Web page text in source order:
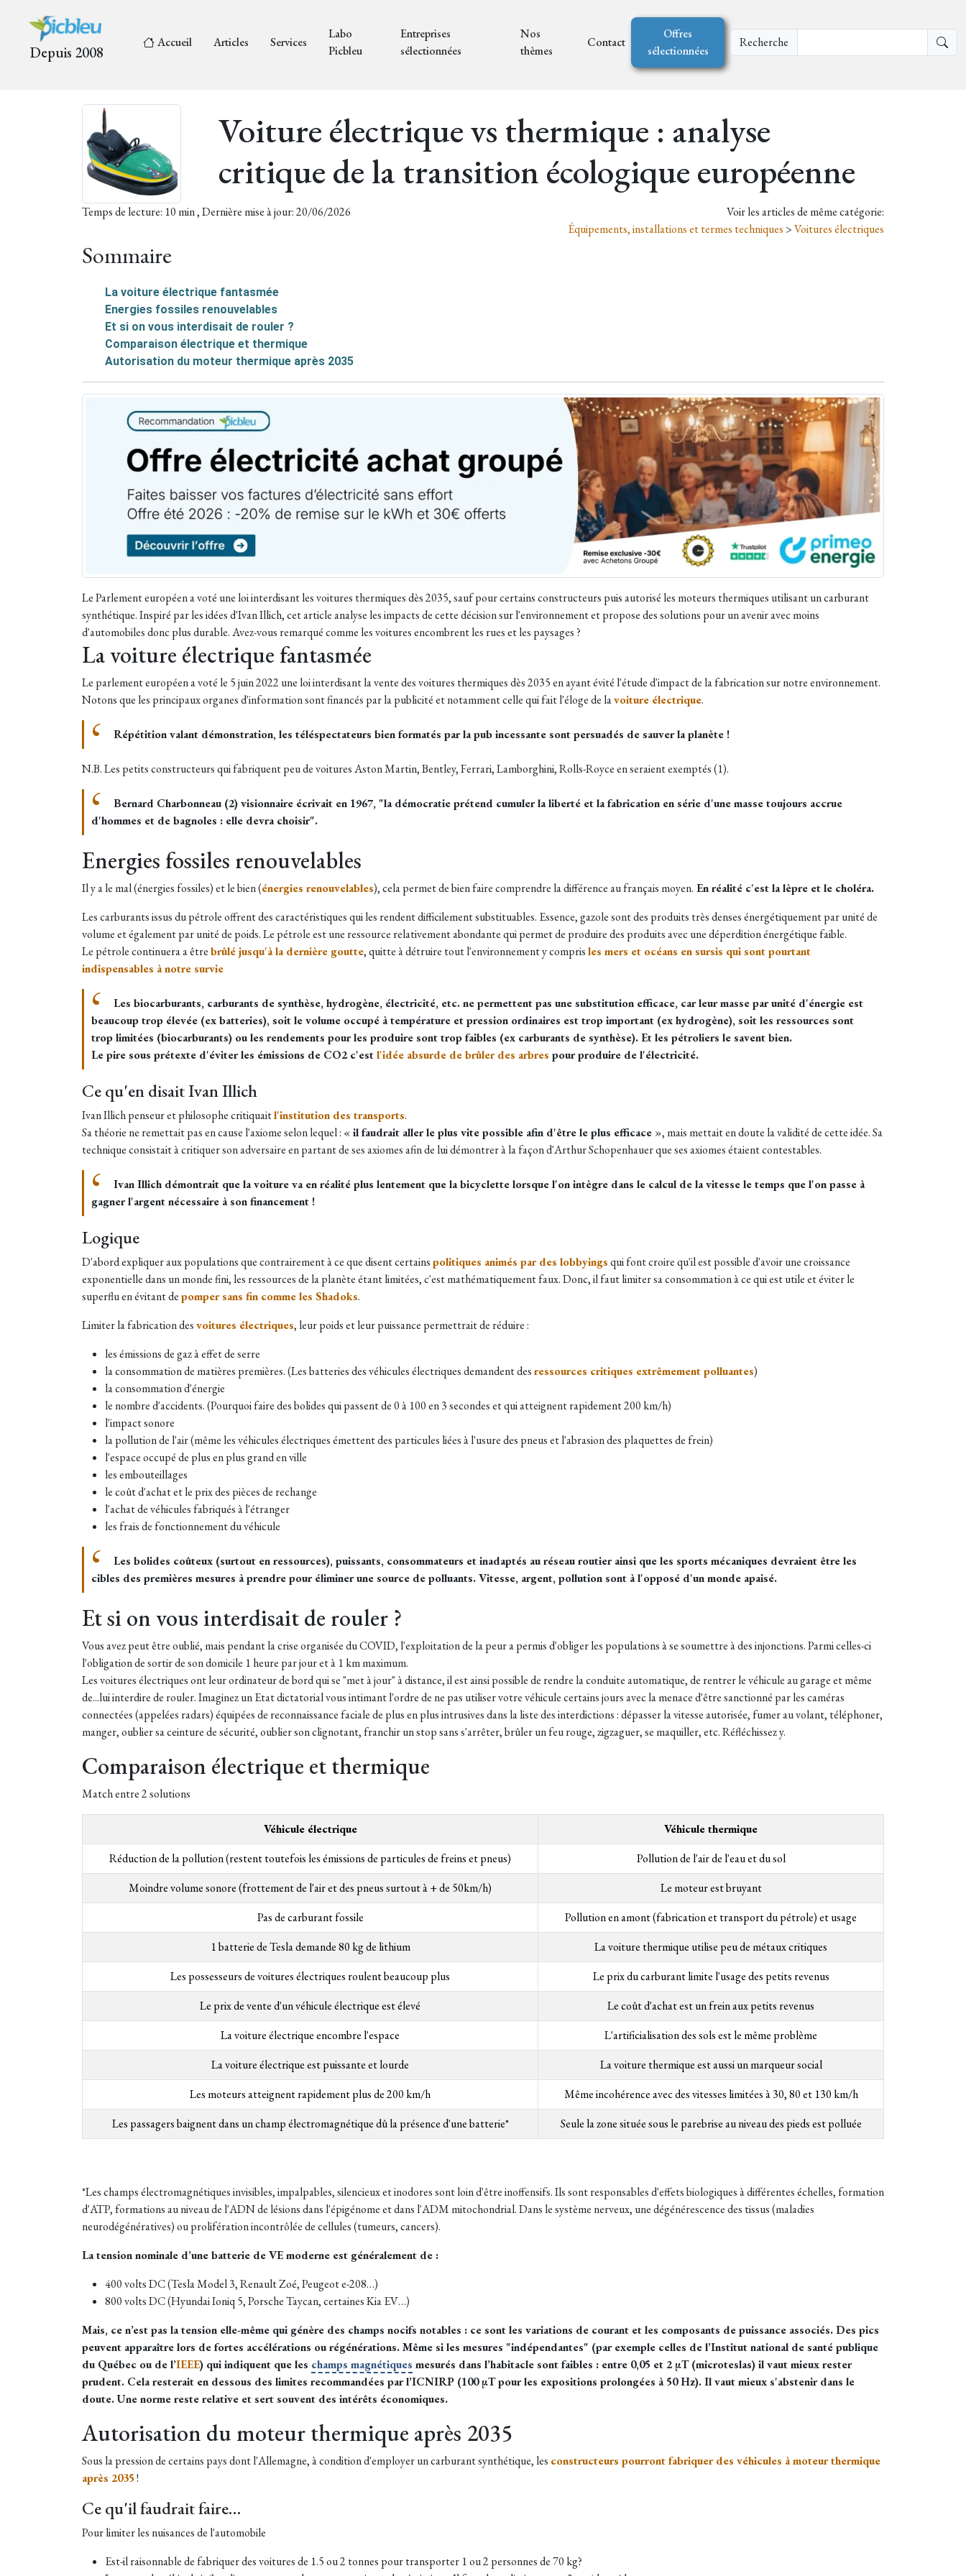
Depuis 2008
Accueil Articles Services
Labo
Picbleu
Entreprises
sélectionnées
Nos
thèmes
Contact
Offres
sélectionnées
Recherche
Voiture électrique vs thermique : analyse
critique de la transition écologique européenne
Temps de lecture: 10 min , Dernière mise à jour: 20/06/2026
Voir les articles de même catégorie:
Équipements, installations et termes techniques >Voitures électriques
Sommaire
La voiture électrique fantasmée
Energies fossiles renouvelables
Et si on vous interdisait de rouler ?
Comparaison électrique et thermique
Autorisation du moteur thermique après 2035
Le Parlement européen a voté une loi interdisant les voitures thermiques dès 2035, sauf pour certains constructeurs puis autorisé les moteurs thermiques utilisant un carburant
synthétique. Inspiré par les idées d'Ivan Illich, cet article analyse les impacts de cette décision sur l'environnement et propose des solutions pour un avenir avec moins
d'automobiles donc plus durable. Avez-vous remarqué comme les voitures encombrent les rues et les paysages ?
La voiture électrique fantasmée
Le parlement européen a voté le 5 juin 2022 une loi interdisant la vente des voitures thermiques dès 2035 en ayant évité l'étude d'impact de la fabrication sur notre environnement.
Notons que les principaux organes d'information sont financés par la publicité et notamment celle qui fait l'éloge de lavoiture électrique.
Répétition valant démonstration, les téléspectateurs bien formatés par la pub incessante sont persuadés de sauver la planète !
N.B. Les petits constructeurs qui fabriquent peu de voitures Aston Martin, Bentley, Ferrari, Lamborghini, Rolls-Royce en seraient exemptés (1).
Bernard Charbonneau (2) visionnaire écrivait en 1967, "la démocratie prétend cumuler la liberté et la fabrication en série d'une masse toujours accrue
d'hommes et de bagnoles : elle devra choisir".
Energies fossiles renouvelables
Il y a le mal (énergies fossiles) et le bien (énergies renouvelables), cela permet de bien faire comprendre la différence au français moyen. En réalité c'est la lèpre et le choléra.
Les carburants issus du pétrole offrent des caractéristiques qui les rendent difficilement substituables. Essence, gazole sont des produits très denses énergétiquement par unité de
volume et également par unité de poids. Le pétrole est une ressource relativement abondante qui permet de produire des produits avec une déperdition énergétique faible.
Le pétrole continuera a êtrebrûlé jusqu'à la dernière goutte, quitte à détruire tout l'environnement y comprisles mers et océans en sursis qui sont pourtant
indispensables à notre survie
Les biocarburants, carburants de synthèse, hydrogène, électricité, etc. ne permettent pas une substitution efficace, car leur masse par unité d'énergie est
beaucoup trop élevée (ex batteries), soit le volume occupé à température et pression ordinaires est trop important (ex hydrogène), soit les ressources sont
trop limitées (biocarburants) ou les rendements pour les produire sont trop faibles (ex carburants de synthèse). Et les pétroliers le savent bien.
Le pire sous prétexte d'éviter les émissions de CO2 c'estl'idée absurde de brûler des arbres pour produire de l'électricité.
Ce qu'en disait Ivan Illich
Ivan Illich penseur et philosophe critiquaitl'institution des transports.
Sa théorie ne remettait pas en cause l'axiome selon lequel : «il faudrait aller le plus vite possible afin d'être le plus efficace », mais mettait en doute la validité de cette idée. Sa
technique consistait à critiquer son adversaire en partant de ses axiomes afin de lui démontrer à la façon d'Arthur Schopenhauer que ses axiomes étaient contestables.
Ivan Illich démontrait que la voiture va en réalité plus lentement que la bicyclette lorsque l'on intègre dans le calcul de la vitesse le temps que l'on passe à
gagner l'argent nécessaire à son financement !
Logique
D'abord expliquer aux populations que contrairement à ce que disent certainspolitiques animés par des lobbyingsqui font croire qu'il est possible d'avoir une croissance
exponentielle dans un monde fini, les ressources de la planète étant limitées, c'est mathématiquement faux. Donc, il faut limiter sa consommation à ce qui est utile et éviter le
superflu en évitant depomper sans fin comme les Shadoks.
Limiter la fabrication desvoitures électriques, leur poids et leur puissance permettrait de réduire :
les émissions de gaz à effet de serre
la consommation de matières premières. (Les batteries des véhicules électriques demandent desressources critiques extrêmement polluantes)
la consommation d'énergie
le nombre d'accidents. (Pourquoi faire des bolides qui passent de 0 à 100 en 3 secondes et qui atteignent rapidement 200 km/h)
l'impact sonore
la pollution de l'air (même les véhicules électriques émettent des particules liées à l'usure des pneus et l'abrasion des plaquettes de frein)
l'espace occupé de plus en plus grand en ville
les embouteillages
le coût d'achat et le prix des pièces de rechange
l'achat de véhicules fabriqués à l'étranger
les frais de fonctionnement du véhicule
Les bolides coûteux (surtout en ressources), puissants, consommateurs et inadaptés au réseau routier ainsi que les sports mécaniques devraient être les
cibles des premières mesures à prendre pour éliminer une source de polluants. Vitesse, argent, pollution sont à l'opposé d'un monde apaisé.
Et si on vous interdisait de rouler ?
Vous avez peut être oublié, mais pendant la crise organisée du COVID, l'exploitation de la peur a permis d'obliger les populations à se soumettre à des injonctions. Parmi celles-ci
l'obligation de sortir de son domicile 1 heure par jour et à 1 km maximum.
Les voitures électriques ont leur ordinateur de bord qui se "met à jour" à distance, il est ainsi possible de rendre la conduite automatique, de rentrer le véhicule au garage et même
de...lui interdire de rouler. Imaginez un Etat dictatorial vous intimant l'ordre de ne pas utiliser votre véhicule certains jours avec la menace d'être sanctionné par les caméras
connectées(appelées radars) équipées de reconnaissance facialede plus en plus intrusives dans la liste des interdictions : dépasser la vitesse autorisée, fumer au volant, téléphoner,
manger, oublier sa ceinture de sécurité, oublier son clignotant, franchir un stop sans s'arrêter, brûler un feu rouge, zigzaguer, se maquiller, etc. Réfléchissez y.
Comparaison électrique et thermique
Match entre 2 solutions
Véhicule électrique
Véhicule thermique
Réduction de la pollution (restent toutefois les émissions de particules de freins et pneus)
Pollution de l'air de l'eau et du sol
Moindre volume sonore (frottement de l'air et des pneus surtout à + de 50km/h)
Le moteur est bruyant
Pas de carburant fossile
Pollution en amont (fabrication et transport du pétrole) et usage
1 batterie de Tesla demande 80 kg de lithium
La voiture thermique utilise peu de métaux critiques
Les possesseurs de voitures électriques roulent beaucoup plus
Le prix du carburant limite l'usage des petits revenus
Le prix de vente d'un véhicule électrique est élevé
Le coût d'achat est un frein aux petits revenus
La voiture électrique encombre l'espace
L'artificialisation des sols est le même problème
La voiture électrique est puissante et lourde
La voiture thermique est aussi un marqueur social
Les moteurs atteignent rapidement plus de 200 km/h
Même incohérence avec des vitesses limitées à 30, 80 et 130 km/h
Les passagers baignent dans un champ électromagnétique dû la présence d'une batterie*
Seule la zone située sous le parebrise au niveau des pieds est polluée
*Les champs électromagnétiques invisibles, impalpables, silencieux et inodores sont loin d'être inoffensifs. Ils sont responsables d'effets biologiques à différentes échelles, formation
d'ATP, formations au niveau de l'ADN de lésions dans l'épigénome et dans l'ADM mitochondrial. Dans le système nerveux, une dégénérescence des tissus (maladies
neurodégénératives) ou prolifération incontrôlée de cellules (tumeurs, cancers).
La tension nominale d’une batterie de VE moderne est généralement de :
400 volts DC (Tesla Model 3, Renault Zoé, Peugeot e-208…)
800 volts DC (Hyundai Ioniq 5, Porsche Taycan, certaines Kia EV…)
Mais, ce n’est pas la tension elle-même qui génère des champs nocifs notables : ce sont les variations de courant et les composants de puissance associés. Des pics
peuvent apparaître lors de fortes accélérations ou régénérations. Même si les mesures "indépendantes" (par exemple celles de l’Institut national de santé publique
du Québec ou de l’IEEE) qui indiquent que les champs magnétiques mesurés dans l’habitacle sont faibles : entre 0,05 et 2 µT (microteslas) il vaut mieux rester
prudent. Cela resterait en dessous des limites recommandées par l’ICNIRP (100 µT pour les expositions prolongées à 50 Hz). Il vaut mieux s'abstenir dans le
doute. Une norme reste relative et sert souvent des intérêts économiques.
Autorisation du moteur thermique après 2035
Sous la pression de certains pays dont l'Allemagne, à condition d'employer un carburant synthétique, les constructeurs pourront fabriquer des véhicules à moteur thermique
après 2035!
Ce qu'il faudrait faire…
Pour limiter les nuisances de l'automobile
Est-il raisonnable de fabriquer des voitures de 1.5 ou 2 tonnes pour transporter 1 ou 2 personnes de 70 kg?